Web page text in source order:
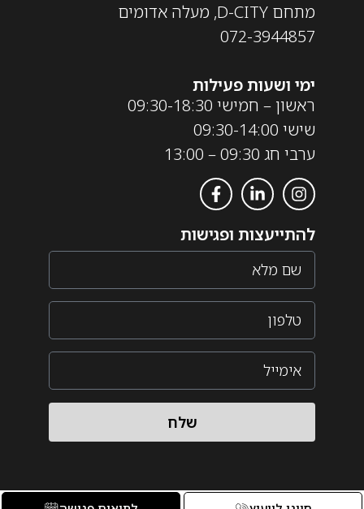
ימי ושעות פעילות
ראשון – חמישי 09:30-18:30
שישי 09:30-14:00
ערבי חג 09:30 – 13:00
מתחם D-CITY, מעלה אדומים
072-3944857
להתייעצות ופגישות
שלח